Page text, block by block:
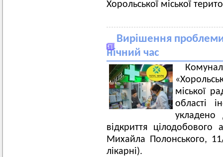
Хорольської міської
Вирішення проблеми
нічний час
міської
області
відкриття
Михайла Полонського,
лікарні).